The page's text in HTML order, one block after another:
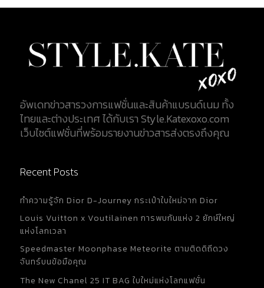
อัพเดทข่าวสารวงการแฟชั่นและสินค้าแบรนด์เนม ทั้ง
ไทยและต่างประเทศ ได้กับเรา Style.Katexoxo.com
เว็บไซต์แฟชั่นที่พร้อมรายงานข่าวสารส่งตรงถึงคุณ
Recent Posts
ทำความรู้จัก Dior D-Journey กระเป๋าใบใหม่จาก Dior
Louis Vuitton x Voutilainen การพบกันแห่ง 2 ยักษ์ใหญ่
แห่งโลกเวลา
Speedmaster Moonphase Meteorite ตามติดดิถีดวง
จันทร์บนข้อมือคุณ
The New Chanel 25 IT BAG ใบใหม่แห่งโลกแฟชั่น